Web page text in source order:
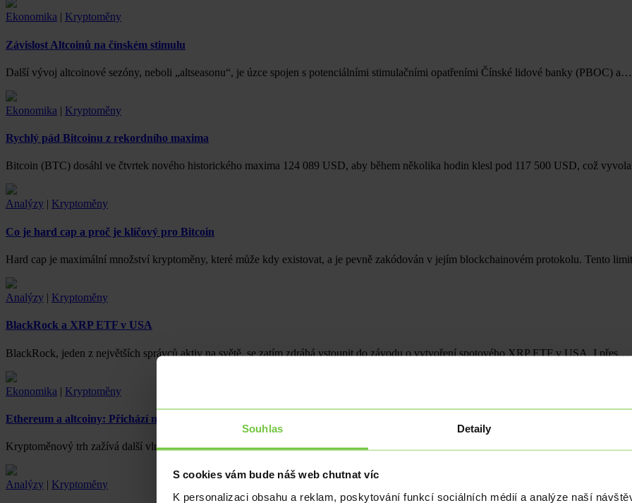
Souhlas Detaily
S cookies vám bude náš web chutnat víc
K personalizaci obsahu a reklam, poskytování funkcí sociálních médií a analýze naší
Ekonomika | Kryptoměny
Závislost Altcoinů na čínském stimulu
Další vývoj altcoinové sezóny, neboli „altseasonu“, je úzce spojen s potenciálními stimulačními opatřeními Čínské lidové banky (PBOC) a…
Ekonomika | Kryptoměny
Rychlý pád Bitcoinu z rekordního maxima
Bitcoin (BTC) dosáhl ve čtvrtek nového historického maxima 124 089 USD, aby během několika hodin klesl pod 117 500 USD, což
Analýzy Kryptoměny
Co je hard cap a proč je klíčový pro Bitcoin
Hard cap je maximální množství kryptoměny, které může kdy existovat, a je pevně zakódován v jejím blockchainovém protokolu. Tento
Analýzy | Kryptoměny
BlackRock a XRP ETF v USA
BlackRock, jeden z největších správců aktiv na světě, se zatím zdráhá vstoupit do závodu o vytvoření spotového XRP ETF v USA. I přes…
Ekonomika | Kryptoměny
Ethereum a altcoiny: Přichází masivní růst?
Kryptoměnový trh zažívá další vlnu zájmu, kterou pohání především rostoucí cena Etherea. Podle krypto analytika Michaëla van de
Analýzy | Kryptoměny